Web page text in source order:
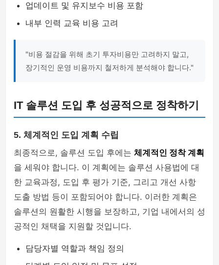
업데이트 및 유지보수 비용 포함
내부 인력 교육 비용 고려
"비용 절감을 위해 초기 투자비용만 고려하지 말고,
장기적인 운영 비용까지 철저하게 분석해야 합니다."
IT 솔루션 도입 후 성공적으로 정착하기
5. 체계적인 도입 계획 수립
최종적으로, 솔루션 도입 후에는 체계적인 정착 계획
을 세워야 합니다. 이 계획에는 솔루션 사용법에 대
한 교육과정, 도입 후 평가 기준, 그리고 개선 사항
도출 방법 등이 포함되어야 합니다. 이러한 계획은
솔루션의 원활한 시행을 보장하고, 기업 내에서의 성
공적인 채택을 지원할 것입니다.
담당자별 역할과 책임 정의